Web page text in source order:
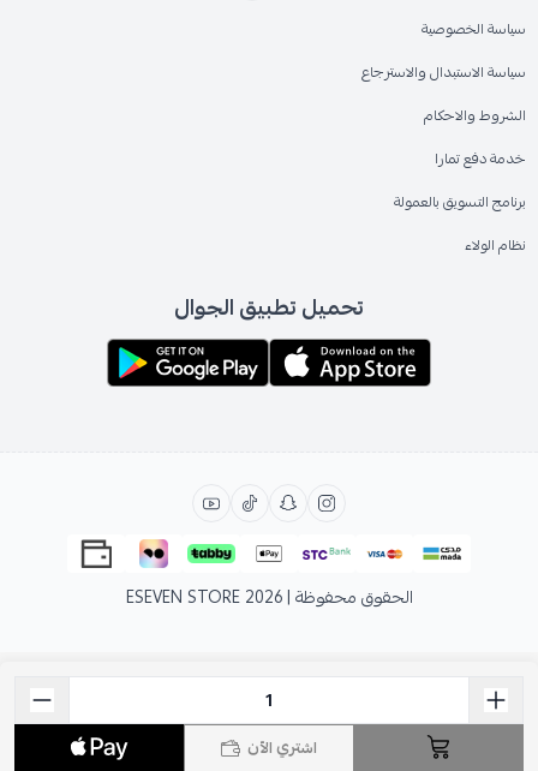
اشتري الآن
سياسة الخصوصية
سياسة الاستبدال والاسترجاع
الشروط والاحكام
خدمة دفع تمارا
برنامج التسويق بالعمولة
نظام الولاء
تحميل تطبيق الجوال
الحقوق محفوظة | 2026 ESEVEN STORE